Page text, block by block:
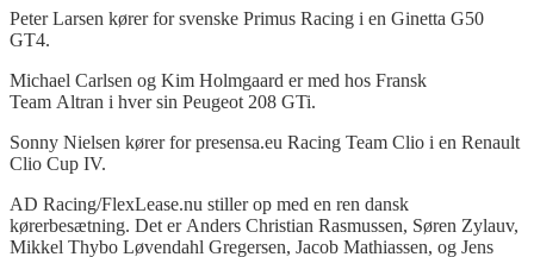
Peter Larsen kører for svenske Primus Racing i en Ginetta G50
GT4.
Michael Carlsen og Kim Holmgaard er med hos Fransk
Team Altran i hver sin Peugeot 208 GTi.
Sonny Nielsen kører for presensa.eu Racing Team Clio i en Renault
Clio Cup IV.
AD Racing/FlexLease.nu stiller op med en ren dansk
kørerbesætning. Det er Anders Christian Rasmussen, Søren Zylauv,
Mikkel Thybo Løvendahl Gregersen, Jacob Mathiassen, og Jens